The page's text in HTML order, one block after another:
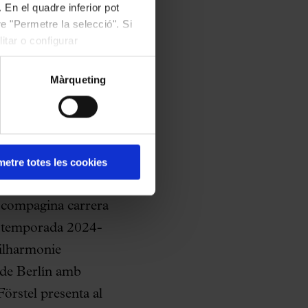
el quadre inferior pot
"Permetre la selecció". Si
o configurar
Màrqueting
totes les cookies
d’aquest
Cordero
Juan de la
2020, 2017,
Casals, va ser
Catalunya
carrera
2024-
Berlín amb
presenta al